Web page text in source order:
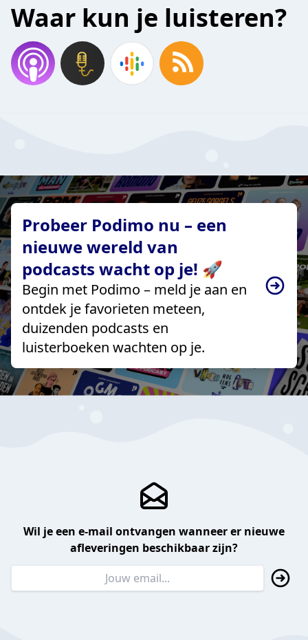
Waar kun je luisteren?
Probeer Podimo nu – een
nieuwe wereld van
podcasts wacht op je! 🚀
Begin met Podimo – meld je aan en
ontdek je favorieten meteen,
duizenden podcasts en
luisterboeken wachten op je.
Wil je een e-mail ontvangen wanneer er nieuwe
afleveringen beschikbaar zijn?